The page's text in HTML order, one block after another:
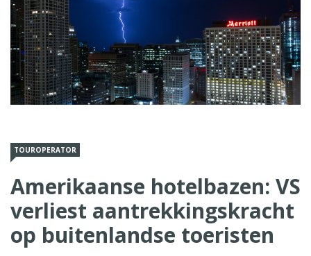
TOUROPERATOR
Amerikaanse hotelbazen: VS
verliest aantrekkingskracht
op buitenlandse toeristen